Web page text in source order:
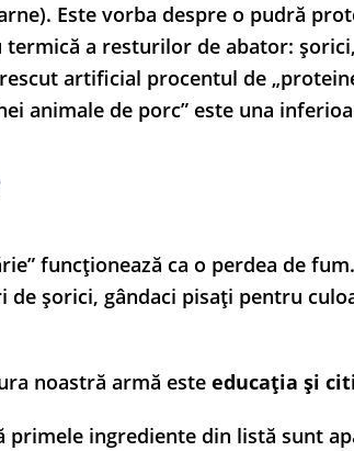
Este vorba despre o pudră
termică a resturilor de abator:
artificial procentul de
animale de porc” este una
funcționează ca o perdea de
de șorici, gândaci pisați pentru
noastră armă este educația și
primele ingrediente din listă sunt